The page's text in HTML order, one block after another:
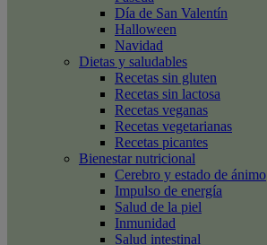
Día de San Valentín
Halloween
Navidad
Dietas y saludables
Recetas sin gluten
Recetas sin lactosa
Recetas veganas
Recetas vegetarianas
Recetas picantes
Bienestar nutricional
Cerebro y estado de ánimo
Impulso de energía
Salud de la piel
Inmunidad
Salud intestinal